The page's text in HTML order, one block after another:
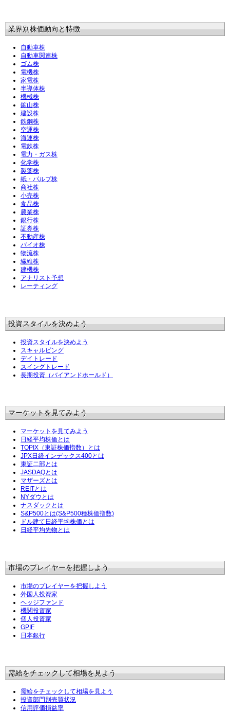
業界別株価動向と特徴
自動車株
自動車関連株
ゴム株
電機株
家電株
半導体株
機械株
鉱山株
建設株
鉄鋼株
空運株
海運株
電鉄株
電力・ガス株
化学株
製薬株
紙・パルプ株
商社株
小売株
食品株
農業株
銀行株
証券株
不動産株
バイオ株
物流株
繊維株
建機株
アナリスト予想
レーティング
投資スタイルを決めよう
投資スタイルを決めよう
スキャルピング
デイトレード
スイングトレード
長期投資（バイアンドホールド）
マーケットを見てみよう
マーケットを見てみよう
日経平均株価とは
TOPIX（東証株価指数）とは
JPX日経インデックス400とは
東証二部とは
JASDAQとは
マザーズとは
REITとは
NYダウとは
ナスダックとは
S&P500とは(S&P500種株価指数)
ドル建て日経平均株価とは
日経平均先物とは
市場のプレイヤーを把握しよう
市場のプレイヤーを把握しよう
外国人投資家
ヘッジファンド
機関投資家
個人投資家
GPIF
日本銀行
需給をチェックして相場を見よう
需給をチェックして相場を見よう
投資部門別売買状況
信用評価損益率